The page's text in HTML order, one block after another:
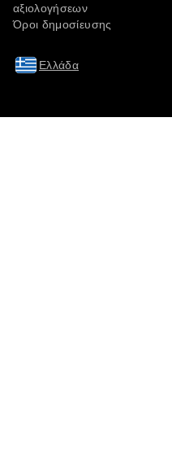
αξιολογήσεων
Όροι δημοσίευσης
Ελλάδα